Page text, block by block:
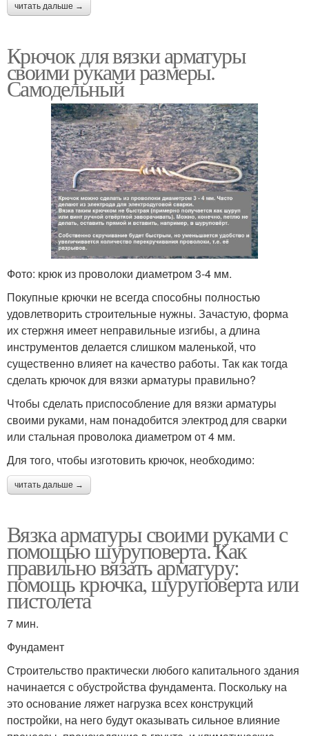
читать дальше →
Крючок для вязки арматуры
своими руками размеры.
Самодельный
Фото: крюк из проволоки диаметром 3-4 мм.
Покупные крючки не всегда способны полностью
удовлетворить строительные нужны. Зачастую, форма
их стержня имеет неправильные изгибы, а длина
инструментов делается слишком маленькой, что
существенно влияет на качество работы. Так как тогда
сделать крючок для вязки арматуры правильно?
Чтобы сделать приспособление для вязки арматуры
своими руками, нам понадобится электрод для сварки
или стальная проволока диаметром от 4 мм.
Для того, чтобы изготовить крючок, необходимо:
читать дальше →
Вязка арматуры своими руками с
помощью шуруповерта. Как
правильно вязать арматуру:
помощь крючка, шуруповерта или
пистолета
7 мин.
Фундамент
Строительство практически любого капитального здания
начинается с обустройства фундамента. Поскольку на
это основание ляжет нагрузка всех конструкций
постройки, на него будут оказывать сильное влияние